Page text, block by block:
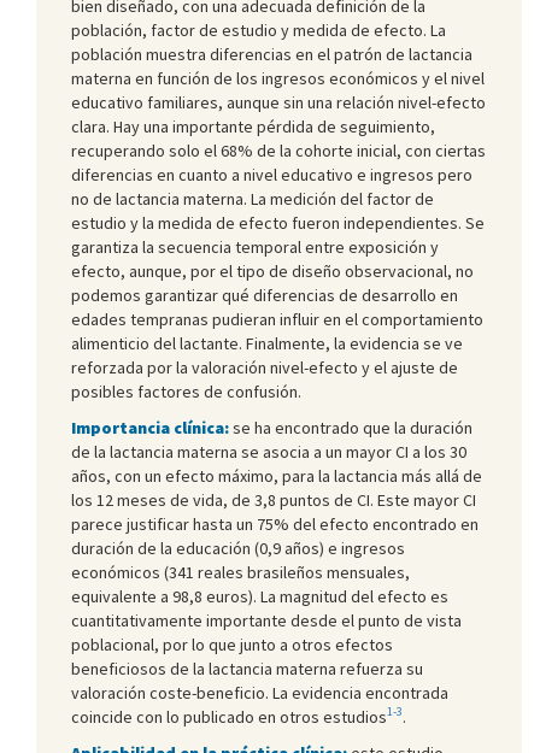
bien diseñado, con una adecuada definición de la
población, factor de estudio y medida de efecto. La
población muestra diferencias en el patrón de lactancia
materna en función de los ingresos económicos y el nivel
educativo familiares, aunque sin una relación nivel-efecto
clara. Hay una importante pérdida de seguimiento,
recuperando solo el 68% de la cohorte inicial, con ciertas
diferencias en cuanto a nivel educativo e ingresos pero
no de lactancia materna. La medición del factor de
estudio y la medida de efecto fueron independientes. Se
garantiza la secuencia temporal entre exposición y
efecto, aunque, por el tipo de diseño observacional, no
podemos garantizar qué diferencias de desarrollo en
edades tempranas pudieran influir en el comportamiento
alimenticio del lactante. Finalmente, la evidencia se ve
reforzada por la valoración nivel-efecto y el ajuste de
posibles factores de confusión.
Importancia clínica:se ha encontrado que la duración
de la lactancia materna se asocia a un mayor CI a los 30
años, con un efecto máximo, para la lactancia más allá de
los 12 meses de vida, de 3,8 puntos de CI. Este mayor CI
parece justificar hasta un 75% del efecto encontrado en
duración de la educación (0,9 años) e ingresos
económicos (341 reales brasileños mensuales,
equivalente a 98,8 euros). La magnitud del efecto es
cuantitativamente importante desde el punto de vista
poblacional, por lo que junto a otros efectos
beneficiosos de la lactancia materna refuerza su
valoración coste-beneficio. La evidencia encontrada
coincide con lo publicado en otros estudios1-3.